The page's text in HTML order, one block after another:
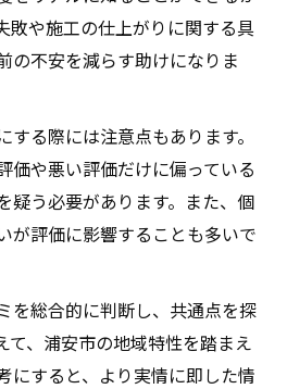
敗や施工の仕上がりに関する具
の不安を減らす助けになりま
する際には注意点もあります。
価や悪い評価だけに偏っている
疑う必要があります。また、個
が評価に影響することも多いで
を総合的に判断し、共通点を探
て、浦安市の地域特性を踏まえ
にすると、より実情に即した情